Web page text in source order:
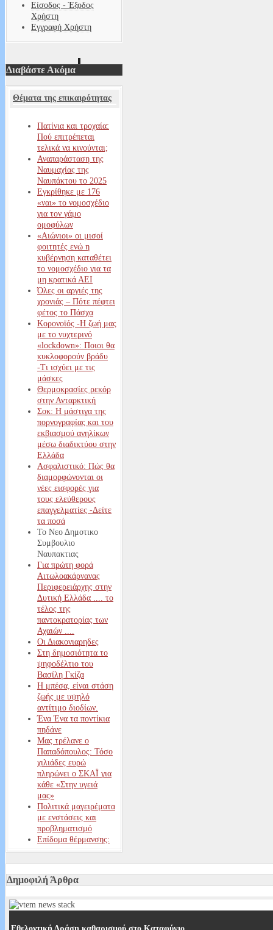
Είσοδος - Έξοδος
Χρήστη
Εγγραφή Χρήστη
Διαβάστε Ακόμα
Θέματα της επικαιρότητας
Πατίνια και τροχαία:
Πού επιτρέπεται
τελικά να κινούνται;
Αναπαράσταση της
Ναυμαχίας της
Ναυπάκτου το 2025
Εγκρίθηκε με 176
«ναι» το νομοσχέδιο
για τον γάμο
ομοφύλων
«Αιώνιοι» οι μισοί
φοιτητές ενώ η
κυβέρνηση καταθέτει
το νομοσχέδιο για τα
μη κρατικά ΑΕΙ
Όλες οι αργιές της
χρονιάς – Πότε πέφτει
φέτος το Πάσχα
Κορονοϊός -Η ζωή μας
με το νυχτερινό
«lockdown»: Ποιοι θα
κυκλοφορούν βράδυ
-Τι ισχύει με τις
μάσκες
Θερμοκρασίες ρεκόρ
στην Ανταρκτική
Σοκ: Η μάστιγα της
πορνογραφίας και του
εκβιασμού ανηλίκων
μέσω διαδικτύου στην
Ελλάδα
Ασφαλιστικό: Πώς θα
διαμορφώνονται οι
νέες εισφορές για
τους ελεύθερους
επαγγελματίες -Δείτε
τα ποσά
Το Νεο Δημοτικο
Συμβουλιο
Ναυπακτιας
Για πρώτη φορά
Αιτωλοακάρνανας
Περιφερειάρχης στην
Δυτική Ελλάδα .... το
τέλος της
παντοκρατορίας των
Αχαιών ....
Οι Διακονιαρηδες
Στη δημοσιότητα το
ψηφοδέλτιο του
Βασίλη Γκίζα
Η μπέσα, είναι στάση
ζωής με υψηλό
αντίτιμο διοδίων.
Ένα Ένα τα ποντίκια
πηδάνε
Μας τρέλανε ο
Παπαδόπουλος: Τόσο
χιλιάδες ευρώ
πληρώνει ο ΣΚΑΪ για
κάθε «Στην υγειά
μας»
Πολιτικά μαγειρέματα
με ενστάσεις και
προβληματισμό
Επίδομα θέρμανσης:
Αυτοί είναι οι
ΕΔΩ πόσα χρήματα
θα εισπράξετε
επιδόματα που δεν
Εφορία
Δημοφιλή Άρθρα